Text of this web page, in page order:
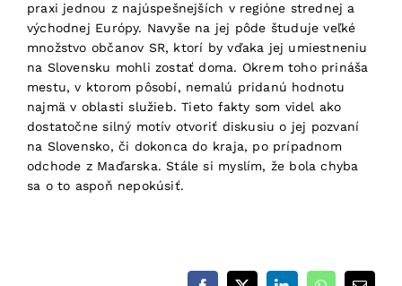
praxi jednou z najúspešnejších v regióne strednej a
východnej Európy. Navyše na jej pôde študuje veľké
množstvo občanov SR, ktorí by vďaka jej umiestneniu
na Slovensku mohli zostať doma. Okrem toho prináša
mestu, v ktorom pôsobí, nemalú pridanú hodnotu
najmä v oblasti služieb. Tieto fakty som videl ako
dostatočne silný motív otvoriť diskusiu o jej pozvaní
na Slovensko, či dokonca do kraja, po prípadnom
odchode z Maďarska. Stále si myslím, že bola chyba
sa o to aspoň nepokúsiť.